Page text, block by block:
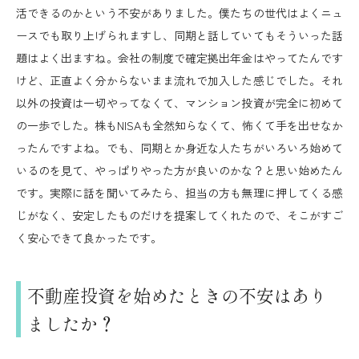
活できるのかという不安がありました。僕たちの世代はよくニュ
ースでも取り上げられますし、同期と話していてもそういった話
題はよく出ますね。会社の制度で確定拠出年金はやってたんです
けど、正直よく分からないまま流れで加入した感じでした。それ
以外の投資は一切やってなくて、マンション投資が完全に初めて
の一歩でした。株もNISAも全然知らなくて、怖くて手を出せなか
ったんですよね。でも、同期とか身近な人たちがいろいろ始めて
いるのを見て、やっぱりやった方が良いのかな？と思い始めたん
です。実際に話を聞いてみたら、担当の方も無理に押してくる感
じがなく、安定したものだけを提案してくれたので、そこがすご
く安心できて良かったです。
不動産投資を始めたときの不安はあり
ましたか？